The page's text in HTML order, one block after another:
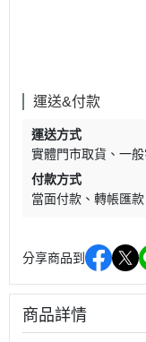
運送&付款
運送方式
實體門市取貨
一
付款方式
當面付款
轉帳匯款
分享商品到
商品詳情